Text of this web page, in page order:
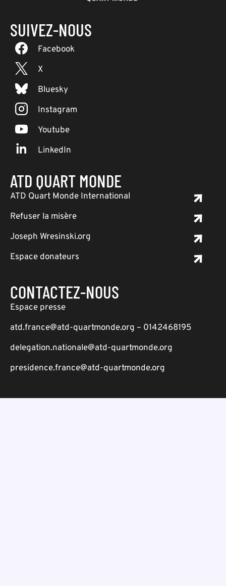
SUIVEZ-NOUS
Facebook
X
Bluesky
Instagram
Youtube
LinkedIn
ATD QUART MONDE
ATD Quart Monde International
Refuser la misère
Joseph Wresinski.org
Espace donateurs
CONTACTEZ-NOUS
Espace presse
atd.france@atd-quartmonde.org – 0142468195
delegation.nationale@atd-quartmonde.org
presidence.france@atd-quartmonde.org